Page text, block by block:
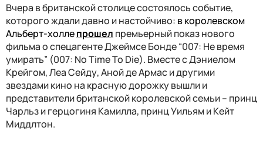
Вчера в британской столице состоялось событие,
которого ждали давно и настойчиво: в королевском
Альберт-холлепрошел премьерный показ нового
фильма о спецагенте Джеймсе Бонде “007: Не время
умирать” (007: No Time To Die). Вместе с Дэниелом
Крейгом, Леа Сейду, Аной де Армас и другими
звездами кино на красную дорожку вышли и
представители британской королевской семьи – принц
Чарльз и герцогиня Камилла, принц Уильям и Кейт
Миддлтон.